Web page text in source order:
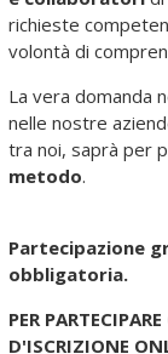
richieste
volontà di
La vera domanda
nelle nostre
tra noi, saprà per
metodo.
Partecipazione
obbligatoria.
PER
D'ISCRIZIONE